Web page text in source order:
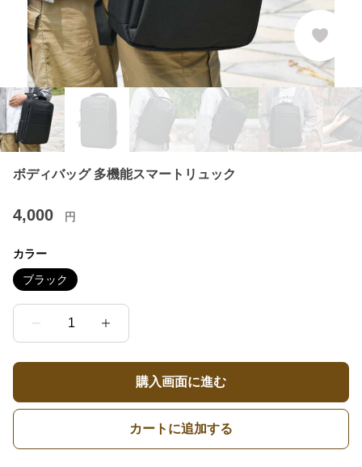
ボディバッグ 多機能スマートリュック
4,000 円
カラー
ブラック
1
購入画面に進む
カートに追加する